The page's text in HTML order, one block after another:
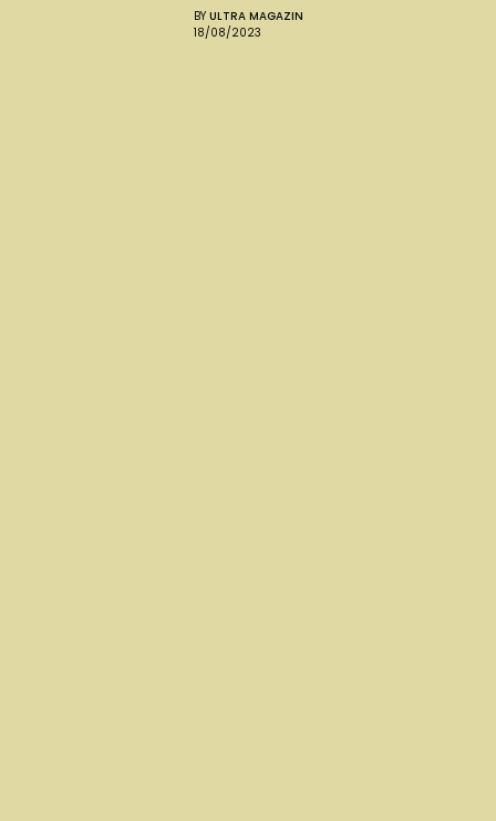
BY ULTRA MAGAZIN
18/08/2023